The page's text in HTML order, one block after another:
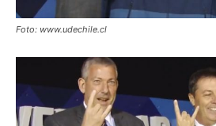
Foto: www.udechile.cl